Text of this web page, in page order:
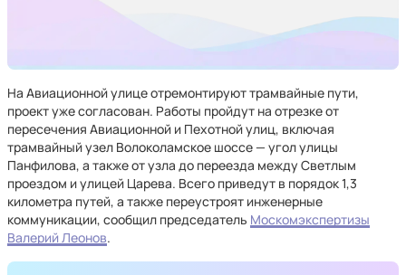
На Авиационной улице отремонтируют трамвайные пути,
проект уже согласован. Работы пройдут на отрезке от
пересечения Авиационной и Пехотной улиц, включая
трамвайный узел Волоколамское шоссе — угол улицы
Панфилова, а также от узла до переезда между Светлым
проездом и улицей Царева. Всего приведут в порядок 1,3
километра путей, а также переустроят инженерные
коммуникации, сообщил председатель Москомэкспертизы
Валерий Леонов.